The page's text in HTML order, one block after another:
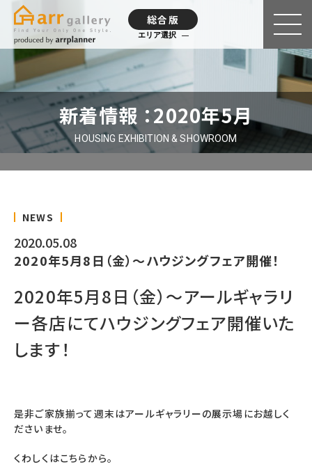
総合版
エリア選択
新着情報 ：2020年5月
HOUSING EXHIBITION & SHOWROOM
NEWS
2020.05.08
2020年5月8日（金）～ハウジングフェア開催！
2020年5月8日（金）～アールギャラリ
ー各店にてハウジングフェア開催いた
します！
是非ご家族揃って週末はアールギャラリーの展示場にお越しく
ださいませ。
くわしくはこちらから。